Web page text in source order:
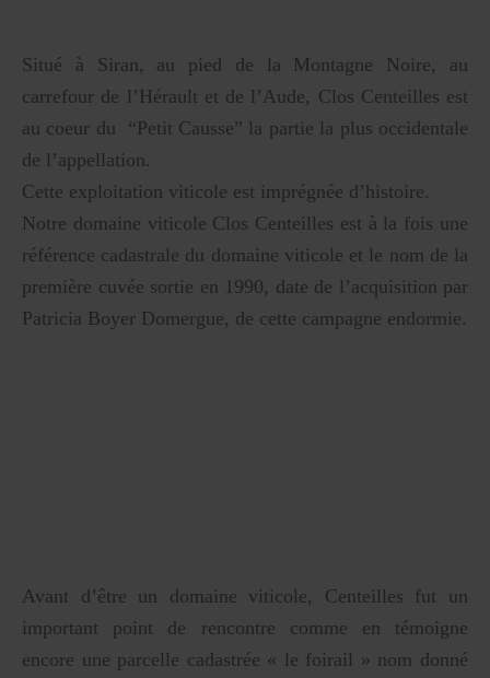
Situé à Siran, au pied de la Montagne Noire, au
carrefour de l’Hérault et de l’Aude, Clos Centeilles est
au coeur du “Petit Causse” la partie la plus occidentale
de l’appellation.
Cette exploitation viticole est imprégnée d’histoire.
Notre domaine viticole Clos Centeilles est à la fois une
référence cadastrale du domaine viticole et le nom de la
première cuvée sortie en 1990, date de l’acquisition par
Patricia Boyer Domergue, de cette campagne endormie.
Avant d’être un domaine viticole, Centeilles fut un
important point de rencontre comme en témoigne
encore une parcelle cadastrée « le foirail » nom donné